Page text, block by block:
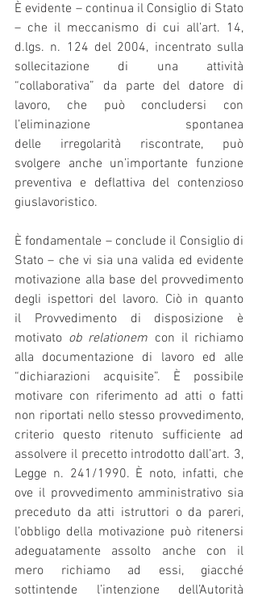
È evidente – continua il Consiglio di Stato
– che il meccanismo di cui all’art. 14,
d.lgs. n. 124 del 2004, incentrato sulla
sollecitazione di una attività
“collaborativa” da parte del datore di
lavoro, che può concludersi con
l’eliminazione spontanea
delle irregolarità riscontrate, può
svolgere anche un’importante funzione
preventiva e deflattiva del contenzioso
giuslavoristico.
È fondamentale – conclude il Consiglio di
Stato – che vi sia una valida ed evidente
motivazione alla base del provvedimento
degli ispettori del lavoro. Ciò in quanto
il Provvedimento di disposizione è
motivato ob relationem con il richiamo
alla documentazione di lavoro ed alle
“dichiarazioni acquisite”. È possibile
motivare con riferimento ad atti o fatti
non riportati nello stesso provvedimento,
criterio questo ritenuto sufficiente ad
assolvere il precetto introdotto dall’art. 3,
Legge n. 241/1990. È noto, infatti, che
ove il provvedimento amministrativo sia
preceduto da atti istruttori o da pareri,
l’obbligo della motivazione può ritenersi
adeguatamente assolto anche con il
mero richiamo ad essi, giacché
sottintende l’intenzione dell’Autorità